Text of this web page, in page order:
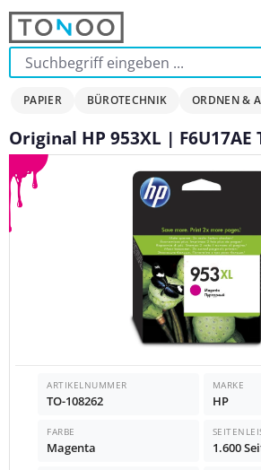
Zum Hauptinhalt springen
PAPIER BÜROTECHNIK ORDNEN &
Original HP 953XL |
Bildergalerie
ARTIKELNUMMER
TO-108262
MARKE
HP
FARBE
Magenta 1.600